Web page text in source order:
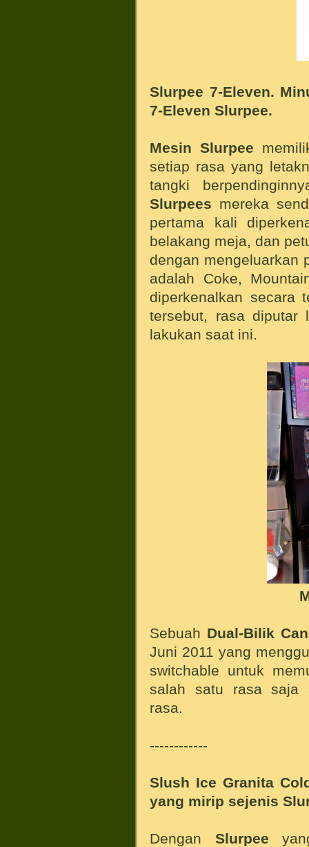
Slurpee 7-Eleven.
7-Eleven Slurpee.
Mesin Slurpee
setiap rasa yang
tangki
Slurpees mereka
pertama kali
belakang meja, dan
dengan mengeluarkan
adalah Coke,
diperkenalkan secara
tersebut, rasa diputar
lakukan saat ini.
Sebuah Dual-Bilik
Juni 2011 yang
switchable untuk
salah satu rasa saja
rasa.
------------
Slush Ice Granita
yang mirip sejenis
Dengan Slurpee